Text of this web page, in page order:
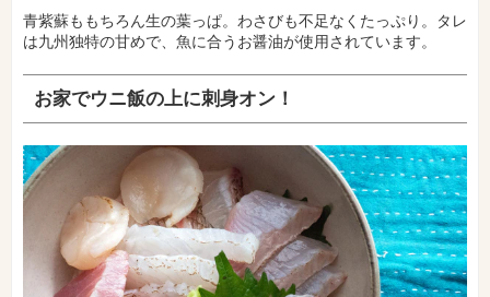
青紫蘇ももちろん生の葉っぱ。わさびも不足なくたっぷり。タレ
は九州独特の甘めで、魚に合うお醤油が使用されています。
お家でウニ飯の上に刺身オン！